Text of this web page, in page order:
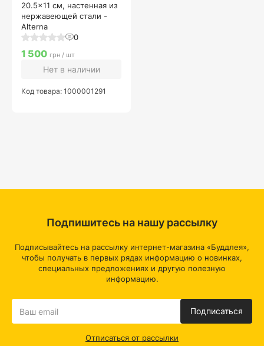
20.5x11 см, настенная из
нержавеющей стали -
Alterna
0
1 500 грн / шт
Нет в наличии
Код товара: 1000001291
Подпишитесь на нашу рассылку
Подписывайтесь на рассылку интернет-магазина «Буддлея»,
чтобы получать в первых рядах информацию о новинках,
специальных предложениях и другую полезную
информацию.
Подписаться
Отписаться от рассылки